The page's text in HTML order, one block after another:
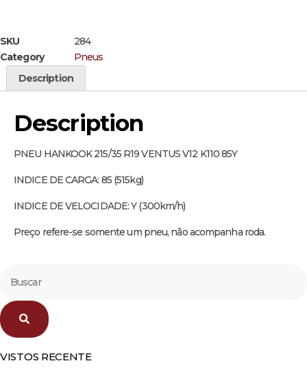
SKU
284
Category
Pneus
Description
Description
PNEU HANKOOK 215/35 R19 VENTUS V12 K110 85Y
INDICE DE CARGA: 85 (515kg)
INDICE DE VELOCIDADE: Y (300km/h)
Preço refere-se somente um pneu, não acompanha roda.
VISTOS RECENTE